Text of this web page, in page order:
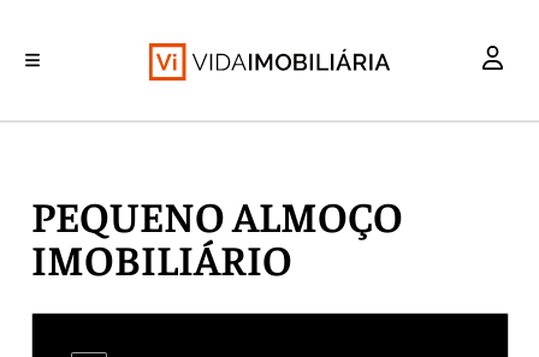
PEQUENO ALMOÇO
IMOBILIÁRIO